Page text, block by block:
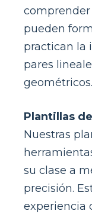
comprender
pueden
practican la
pares
geométricos.
Plantillas
Nuestras
su clase a
precisión.
experiencia